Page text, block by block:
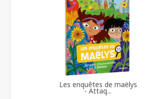
Les enquêtes de maëlys
- Attaq...